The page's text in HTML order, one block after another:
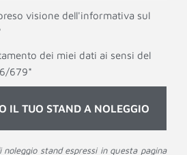
visione dell'informativa sul
dei miei dati ai sensi del
679*
IL TUO STAND A NOLEGGIO
noleggio stand espressi in questa pagina